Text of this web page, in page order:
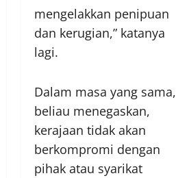
mengelakkan penipuan
dan kerugian,” katanya
lagi.
Dalam masa yang sama,
beliau menegaskan,
kerajaan tidak akan
berkompromi dengan
pihak atau syarikat